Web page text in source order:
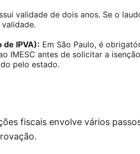
validade de dois anos. Se o
de IPVA): Em São Paulo, é
IMESC antes de solicitar a
pelo estado.
fiscais envolve vários